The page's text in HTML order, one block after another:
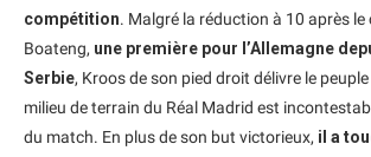
compétition. Malgré la réduction à 10 après
Boateng, une première pour l’Allemagne
Serbie, Kroos de son pied droit délivre le
milieu de terrain du Réal Madrid est
du match. En plus de son but victorieux, il a